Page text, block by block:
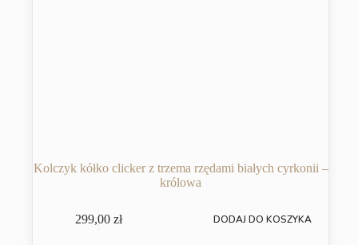
Kolczyk kółko clicker z trzema rzędami białych cyrkonii –
królowa
299,00zł DODAJ DO KOSZYKA